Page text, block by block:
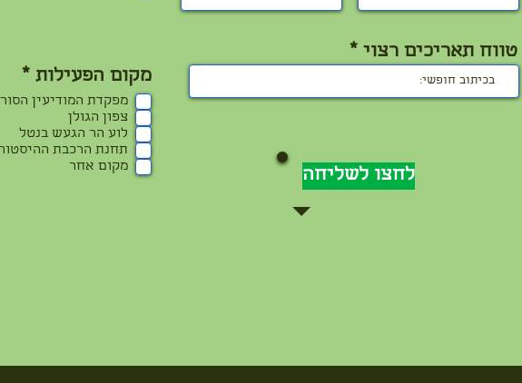
מקום הפעילות *ח
ו
ה
מפקדת המודיעין
צפון הגולן
לוע הר הגעש בנטל
תחנת הרכבת
מקום אחר
טווח תאריכים רצוי
לחצו לשליחה